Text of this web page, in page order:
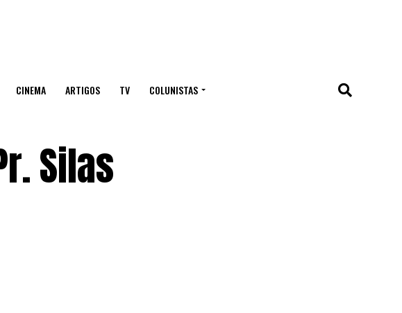
CINEMA ARTIGOS TV COLUNISTAS
Silas